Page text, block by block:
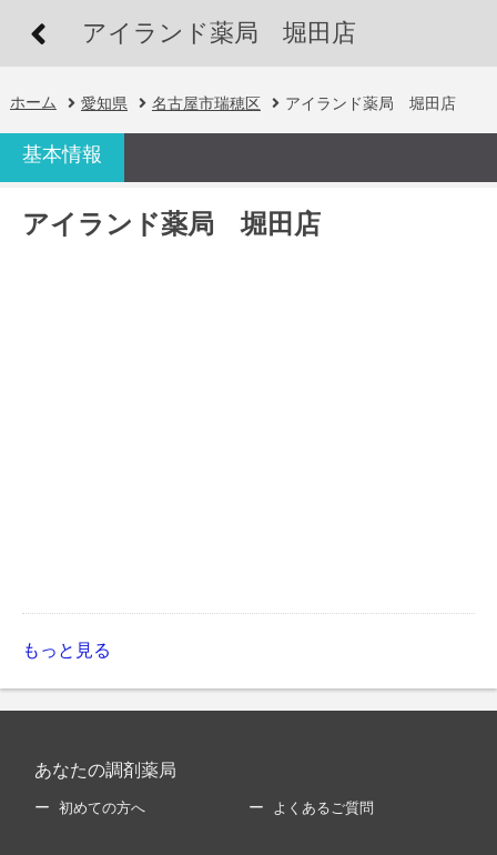
アイランド薬局 堀田店
ホーム 愛知県 名古屋市瑞穂区 アイランド薬局 堀田店
基本情報
アイランド薬局 堀田店
もっと見る
あなたの調剤薬局
初めての方へ よくあるご質問